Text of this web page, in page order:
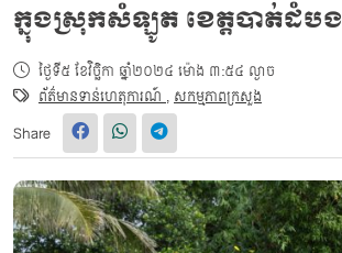
ក្នុងស្រុកសំឡូត ខេត្តបាត់ដំបង
ថ្ងៃទី៥ ខែវិច្ឆិកា ឆ្នាំ២០២៤ ម៉ោង ៣:៥៤ ល្ងាច
ព័ត៌មានទាន់ហេតុការណ៍,សកម្មភាពក្រសួង
Share